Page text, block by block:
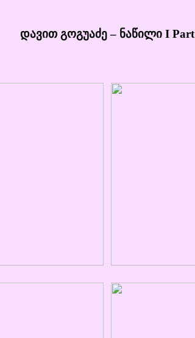
დავით გოგუაძე – ნაწილი I Part